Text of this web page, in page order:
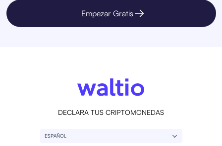
Empezar Gratis
DECLARA TUS CRIPTOMONEDAS
ESPAÑOL